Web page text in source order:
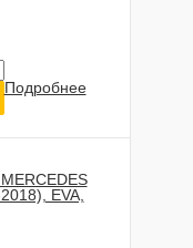
Подробнее